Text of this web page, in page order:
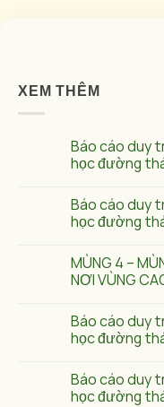
XEM THÊM
Báo cáo duy
học đường
Báo cáo duy
học đường
MÙNG 4 –
NƠI VÙNG
Báo cáo duy
học đường
Báo cáo duy
học đường